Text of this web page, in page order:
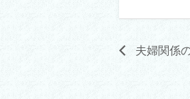
夫婦関係